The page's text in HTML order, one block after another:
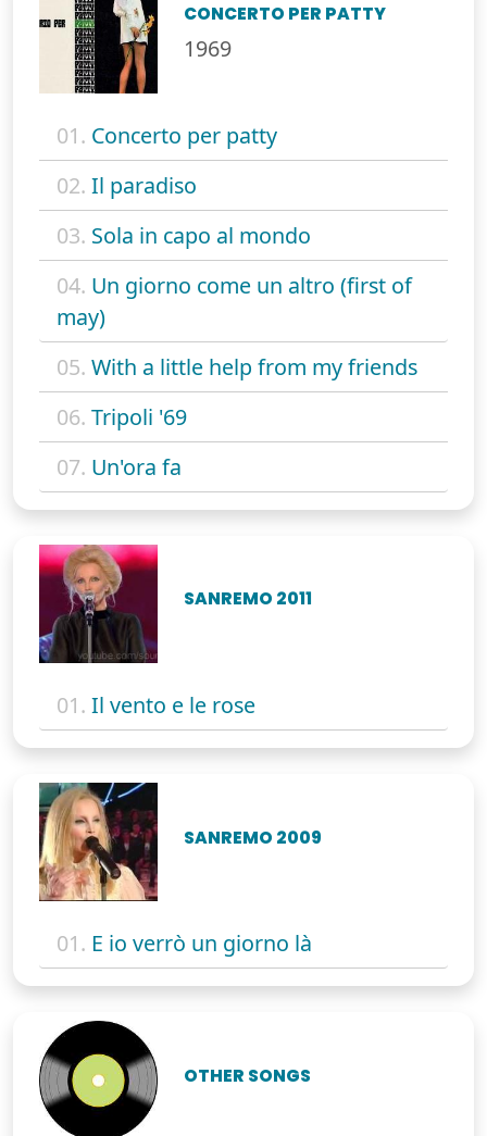
CONCERTO PER PATTY
1969
01. Concerto per patty
02. Il paradiso
03. Sola in capo al mondo
04. Un giorno come un altro (first of
may)
05. With a little help from my friends
06. Tripoli '69
07. Un'ora fa
SANREMO 2011
01. Il vento e le rose
SANREMO 2009
01. E io verrò un giorno là
OTHER SONGS